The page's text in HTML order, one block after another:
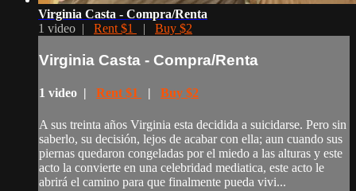
Virginia Casta - Compra/Renta
1 video | Rent $1 | Buy $2
Virginia Casta - Compra/Renta
1 video | Rent $1 | Buy $2
A sus treinta años Virginia esta decidida a suicidarse. Pero sin
saberlo, su decisión, lejos de acabar con ella; aun cuando sus
piernas quedaron congeladas por el miedo a las alturas y este
acto la convierte en una celebridad mediatica, este acto le
abrirá el camino para que finalmente pueda vivi...